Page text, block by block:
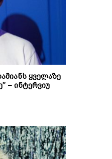
ყველაზე
– ინტერვიუ